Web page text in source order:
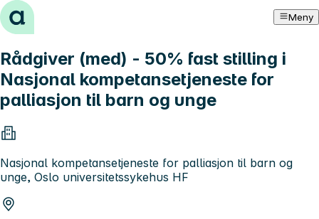
Hopp til innhold Meny
Rådgiver (med) - 50% fast stilling i
Nasjonal kompetansetjeneste for
palliasjon til barn og unge
Nasjonal kompetansetjeneste for palliasjon til barn og
unge, Oslo universitetssykehus HF